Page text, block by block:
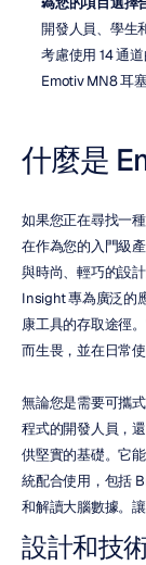
開發人員、學生
考慮使用 14 通
Emotiv MN8 耳塞
什麼是
如果您正在尋找一
在作為您的入門級
與時尚、輕巧的設
Insight 專為廣泛的
康工具的存取途徑
而生畏，並在日常使
無論您是需要可攜
程式的開發人員，
供堅實的基礎。它
統配合使用，包括
和解讀大腦數據。
設計和技